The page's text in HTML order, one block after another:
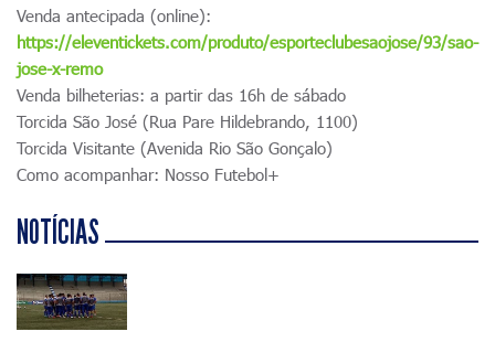
Venda antecipada (online):
https://eleventickets.com/produto/esporteclubesaojose/93/sao-
jose-x-remo
Venda bilheterias: a partir das 16h de sábado
Torcida São José (Rua Pare Hildebrando, 1100)
Torcida Visitante (Avenida Rio São Gonçalo)
Como acompanhar: Nosso Futebol+
NOTÍCIAS